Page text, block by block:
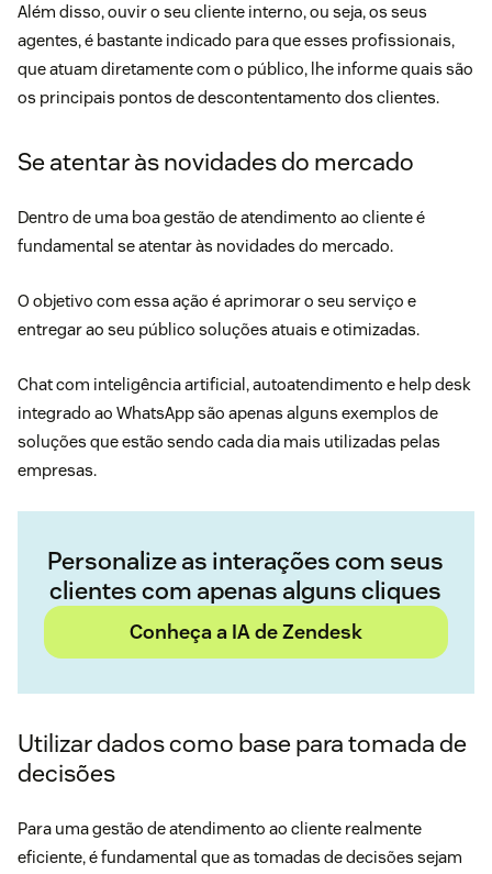
Além disso, ouvir o seu cliente interno, ou seja, os seus
agentes, é bastante indicado para que esses profissionais,
que atuam diretamente com o público, lhe informe quais são
os principais pontos de descontentamento dos clientes.
Se atentar às novidades do mercado
Dentro de uma boa gestão de atendimento ao cliente é
fundamental se atentar às novidades do mercado.
O objetivo com essa ação é aprimorar o seu serviço e
entregar ao seu público soluções atuais e otimizadas.
Chat com inteligência artificial ,autoatendimento e help desk
integrado ao WhatsAppsão apenas alguns exemplos de
soluções que estão sendo cada dia mais utilizadas pelas
empresas.
Personalize as interações com seus
clientes com apenas alguns cliques
Conheça a IA de Zendesk
Utilizar dados como base para tomada de
decisões
Para uma gestão de atendimento ao cliente realmente
eficiente, é fundamental que as tomadas de decisões sejam